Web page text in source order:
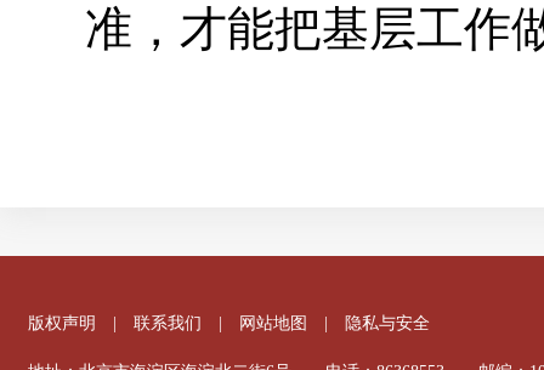
准，才能把基层工作
版权声明 联系我们 网站地图 隐私与安全